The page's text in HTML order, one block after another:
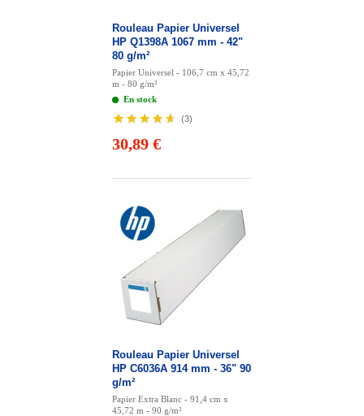
Rouleau Papier Universel
HP Q1398A 1067 mm - 42"
80 g/m²
Papier Universel - 106,7 cm x 45,72
m - 80 g/m²
En stock
(3)
30,89 €
Rouleau Papier Universel
HP C6036A 914 mm - 36" 90
g/m²
Papier Extra Blanc - 91,4 cm x
45,72 m - 90 g/m²